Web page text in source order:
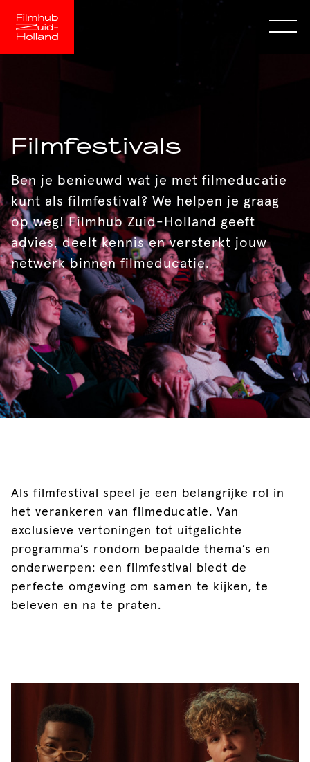
Filmfestivals
Ben je benieuwd wat je met filmeducatie
kunt als filmfestival? We helpen je graag
op weg! Filmhub Zuid-Holland geeft
advies, deelt kennis en versterkt jouw
netwerk binnen filmeducatie.
Als filmfestival speel je een belangrijke rol in
het verankeren van filmeducatie. Van
exclusieve vertoningen tot uitgelichte
programma’s rondom bepaalde thema’s en
onderwerpen: een filmfestival biedt de
perfecte omgeving om samen te kijken, te
beleven en na te praten.